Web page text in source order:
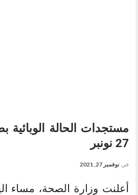
مستجدات الحالة
27 نونبر
في نوفمبر 27, 2021
أعلنت وزارة الصحة، مساء